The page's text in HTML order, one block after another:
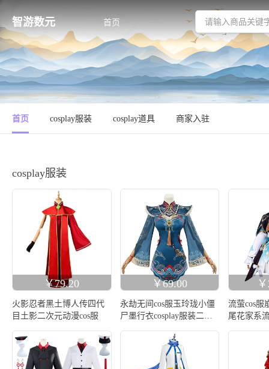
智游数元 首页
首页 cosplay服装 cosplay道具 商家入驻
cosplay服装
￥79.20
火影忍者黑土博人传四代
目土影二次元动漫cos服
￥69.00
永劫无间cos服玉玲珑小僵
尸墨行衣cosplay服装二次
流萤cos服
尾花家系